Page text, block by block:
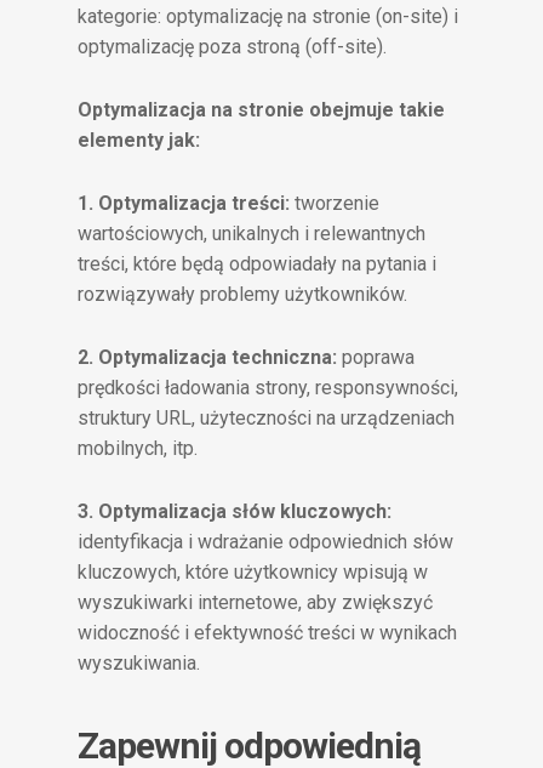
kategorie: optymalizację na stronie (on-site) i
optymalizację poza stroną (off-site).
Optymalizacja na stronie obejmuje takie
elementy jak:
1. Optymalizacja treści: tworzenie
wartościowych, unikalnych i relewantnych
treści, które będą odpowiadały na pytania i
rozwiązywały problemy użytkowników.
2. Optymalizacja techniczna: poprawa
prędkości ładowania strony, responsywności,
struktury URL, użyteczności na urządzeniach
mobilnych, itp.
3. Optymalizacja słów kluczowych:
identyfikacja i wdrażanie odpowiednich słów
kluczowych, które użytkownicy wpisują w
wyszukiwarki internetowe, aby zwiększyć
widoczność i efektywność treści w wynikach
wyszukiwania.
Zapewnij odpowiednią